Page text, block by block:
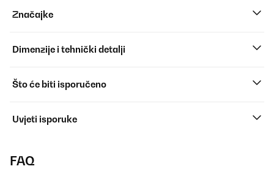
Značajke
Dimenzije i tehnički detalji
Što će biti isporučeno
Uvjeti isporuke
FAQ